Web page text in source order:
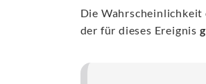
Die Wahrscheinlichkeit
der für dieses Ereignis